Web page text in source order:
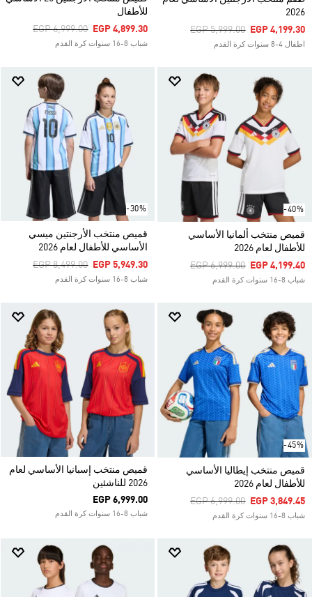
2026
Price Reduced From
EGP 5,999.00ToEGP 4,199.30
اطفال 4-8 سنوات كرة القدم
للأطفال
Price Reduced From
EGP 6,999.00ToEGP 4,899.30
شباب 8-16 سنوات كرة القدم
-40%
قميص منتخب ألمانيا الأساسي
للأطفال لعام 2026
Price Reduced From
EGP 6,999.00ToEGP 4,199.40
شباب 8-16 سنوات كرة القدم
-30%
قميص منتخب الأرجنتين ميسي
الأساسي للأطفال لعام 2026
Price Reduced From
EGP 8,499.00ToEGP 5,949.30
شباب 8-16 سنوات كرة القدم
-45%
قميص منتخب إيطاليا الأساسي
للأطفال لعام 2026
Price Reduced From
EGP 6,999.00ToEGP 3,849.45
شباب 8-16 سنوات كرة القدم
قميص منتخب إسبانيا الأساسي لعام
2026 للناشئين
EGP 6,999.00
شباب 8-16 سنوات كرة القدم